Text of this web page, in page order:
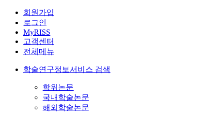
회원가입
로그인
MyRISS
고객센터
전체메뉴
학술연구정보서비스 검색
학위논문
국내학술논문
해외학술논문